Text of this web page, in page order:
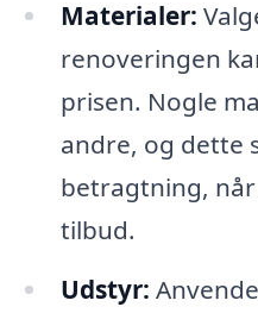
Materialer:
renoveringen
prisen. Nogle
andre, og dette
betragtning,
tilbud.
Udstyr: